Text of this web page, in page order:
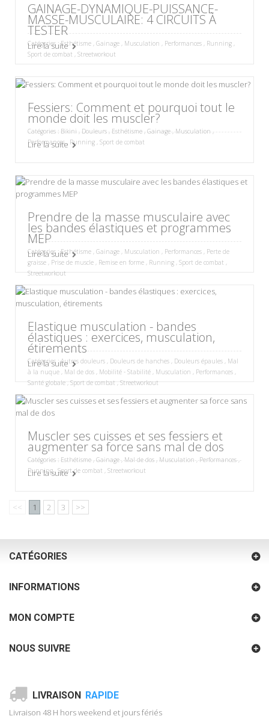
GAINAGE-DYNAMIQUE-PUISSANCE-
MASSE-MUSCULAIRE: 4 CIRCUITS À
TESTER
Catégories :Esthétisme Gainage Musculation Performances Running
Sport de combat
Streetworkout
Lire la suite
Fessiers: Comment et pourquoi tout le
monde doit les muscler?
Catégories : Bikini , Douleurs , Esthétisme , Gainage,Musculation,
Performances, Running Sport de combat
Lire la suite
Prendre de la masse musculaire avec
les bandes élastiques et programmes
MEP
Catégories :Esthétisme Gainage Musculation Performances
Perte de
graisse
Prise de muscle Remise en forme Running Sport de combat
Streetworkout
Lire la suite
Elastique musculation - bandes
élastiques : exercices, musculation,
étirements
Catégories :Autres douleurs Douleurs de hanches Douleurs épaules
Mal
à la nuque
Mal de dos Mobilité - Stabilité Musculation Performances
Santé globale Sport de combat Streetworkout
Lire la suite
Muscler ses cuisses et ses fessiers et
augmenter sa force sans mal de dos
Catégories : Esthétisme,Gainage,Mal de dos , Musculation,Performances,
Running, Sport de combat Streetworkout
Lire la suite
<< 1 2 3 >>
CATÉGORIES
INFORMATIONS
MON COMPTE
NOUS SUIVRE
LIVRAISON RAPIDE
Livraison 48 H hors weekend et jours fériés